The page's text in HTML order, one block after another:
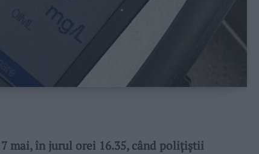
mai, în jurul orei 16.35, când polițiștii